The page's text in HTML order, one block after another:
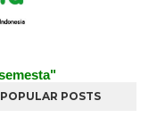
POPULAR POSTS